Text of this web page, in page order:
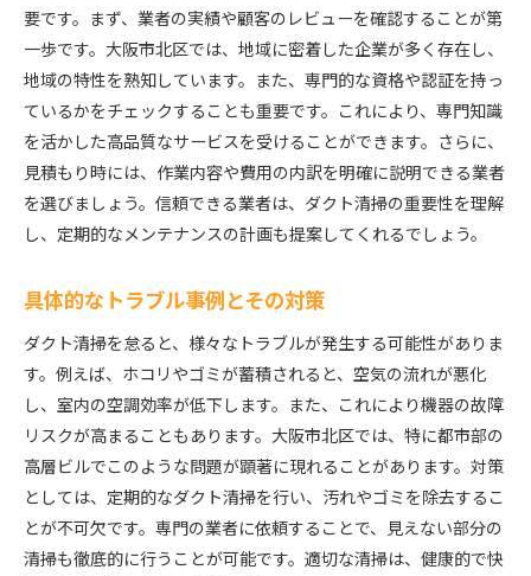
要です。まず、業者の実績や顧客のレビューを確認することが第
一歩です。大阪市北区では、地域に密着した企業が多く存在し、
地域の特性を熟知しています。また、専門的な資格や認証を持っ
ているかをチェックすることも重要です。これにより、専門知識
を活かした高品質なサービスを受けることができます。さらに、
見積もり時には、作業内容や費用の内訳を明確に説明できる業者
を選びましょう。信頼できる業者は、ダクト清掃の重要性を理解
し、定期的なメンテナンスの計画も提案してくれるでしょう。
具体的なトラブル事例とその対策
ダクト清掃を怠ると、様々なトラブルが発生する可能性がありま
す。例えば、ホコリやゴミが蓄積されると、空気の流れが悪化
し、室内の空調効率が低下します。また、これにより機器の故障
リスクが高まることもあります。大阪市北区では、特に都市部の
高層ビルでこのような問題が顕著に現れることがあります。対策
としては、定期的なダクト清掃を行い、汚れやゴミを除去するこ
とが不可欠です。専門の業者に依頼することで、見えない部分の
清掃も徹底的に行うことが可能です。適切な清掃は、健康的で快